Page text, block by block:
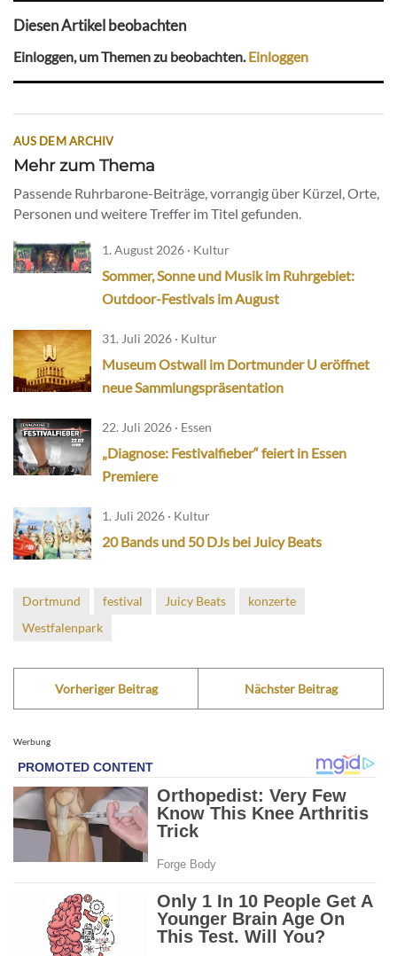
Diesen Artikel beobachten
Einloggen, um Themen zu beobachten.Einloggen
AUS DEM ARCHIV
Mehr zum Thema
Passende Ruhrbarone-Beiträge, vorrangig über Kürzel, Orte,
Personen und weitere Treffer im Titel gefunden.
1. August 2026 · Kultur
Sommer, Sonne und Musik im Ruhrgebiet:
Outdoor-Festivals im August
31. Juli 2026 · Kultur
Museum Ostwall im Dortmunder U eröffnet
neue Sammlungspräsentation
22. Juli 2026 · Essen
„Diagnose: Festivalfieber“ feiert in Essen
Premiere
1. Juli 2026 · Kultur
20 Bands und 50 DJs bei Juicy Beats
Dortmund festival Juicy Beats
konzerte
Westfalenpark
Vorheriger Beitrag Nächster Beitrag
Werbung